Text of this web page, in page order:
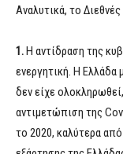
Αναλυτικά, το
1.Η αντίδραση της
ενεργητική. Η Ελλάδα
δεν είχε
αντιμετώπιση της
το 2020, καλύτερα